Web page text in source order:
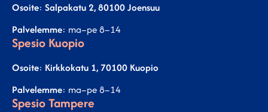
Osoite: Salpakatu 2, 80100 Joensuu
Palvelemme: ma–pe 8–14
Spesio Kuopio
Osoite: Kirkkokatu 1, 70100 Kuopio
Palvelemme: ma–pe 8–14
Spesio Tampere